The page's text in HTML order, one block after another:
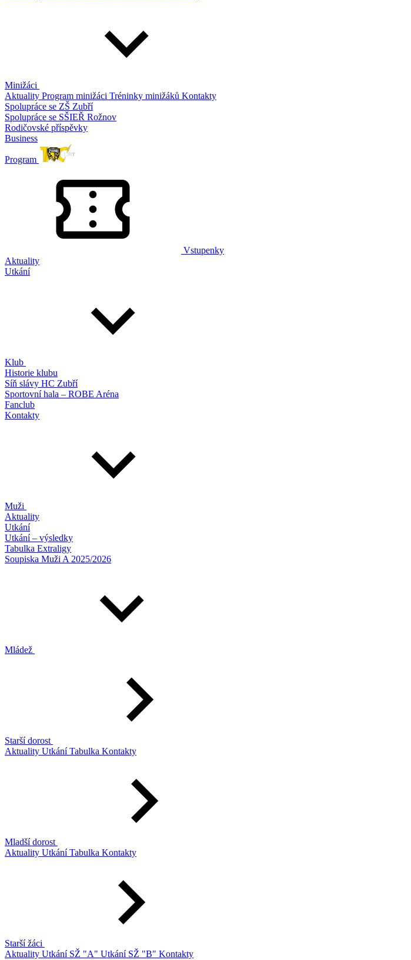
Minižáci
Aktuality Program minižáci Tréninky minižáků Kontakty
Spolupráce se ZŠ Zubří
Spolupráce se SŠIEŘ Rožnov
Rodičovské příspěvky
Business
Program
Vstupenky
Aktuality
Utkání
Klub
Historie klubu
Síň slávy HC Zubří
Sportovní hala – ROBE Aréna
Fanclub
Kontakty
Muži
Aktuality
Utkání
Utkání – výsledky
Tabulka Extraligy
Soupiska Muži A 2025/2026
Mládež
Starší dorost
Aktuality UtkáníTabulka Kontakty
Mladší dorost
Aktuality UtkáníTabulka Kontakty
Starší žáci
Aktuality Utkání SŽ "A" Utkání SŽ "B" Kontakty